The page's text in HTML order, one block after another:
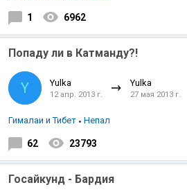
1 6962
Попаду ли в Катманду?!
Y Yulka
12 апр. 2013 г.
Yulka
27 мая 2013 г.
Гималаи и Тибет Непал
62 23793
Госайкунд - Бардия